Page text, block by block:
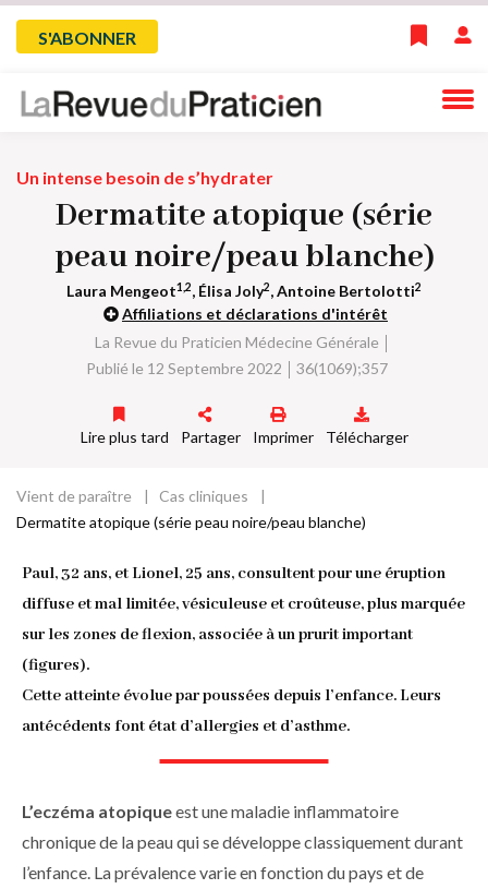
Skip
navigation
Menu
du
l'utilisateur
S'ABONNER
Un intense besoin de s’hydrater
Dermatite atopique (série
peau noire/peau blanche)
Laura Mengeot1,2, Élisa Joly2, Antoine Bertolotti2
Affiliations et déclarations d'intérêt
La Revue du Praticien Médecine Générale
Publié le 12 Septembre 2022
36(1069);357
Lire plus tard Partager Imprimer Télécharger
Fil
d'Ariane
Vient de paraître
Cas cliniques
Dermatite atopique (série peau noire/peau blanche)
Paul, 32 ans, et Lionel, 25 ans, consultent pour une éruption
diffuse et mal limitée, vésiculeuse et croûteuse, plus marquée
sur les zones de flexion, associée à un prurit important
(figures).
Cette atteinte évolue par poussées depuis l’enfance. Leurs
antécédents font état d’allergies et d’asthme.
L’eczéma atopiqueest une maladie inflammatoire
chronique de la peau qui se développe classiquement durant
l’enfance. La prévalence varie en fonction du pays et de